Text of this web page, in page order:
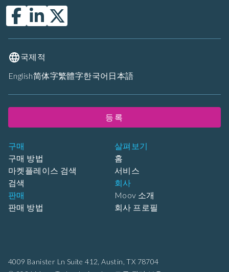
4009 Banister Ln Suite 412, Austin, TX 78704
구매
구매 방법
마켓플레이스 검색
검색
판매
판매 방법
살펴보기
홈
서비스
회사
Moov 소개
회사 프로필
국제적
English简体字繁體字한국어 日本語
등록